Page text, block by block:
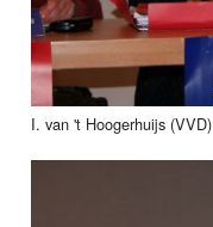
I. van 't Hoogerhuijs (VVD)